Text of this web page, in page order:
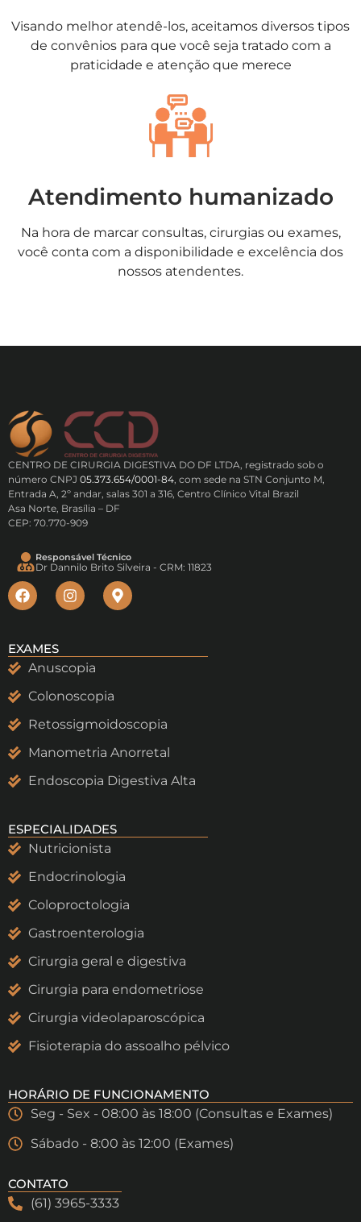
Visando melhor atendê-los, aceitamos diversos tipos
de convênios para que você seja tratado com a
praticidade e atenção que merece
Atendimento humanizado
Na hora de marcar consultas, cirurgias ou exames,
você conta com a disponibilidade e excelência dos
nossos atendentes.
CENTRO DE CIRURGIA DIGESTIVA DO DF LTDA, registrado sob o
número CNPJ 05.373.654/0001-84, com sede na STN Conjunto M,
Entrada A, 2º andar, salas 301 a 316, Centro Clínico Vital Brazil
Asa Norte, Brasília – DF
CEP: 70.770-909
Responsável Técnico
Dr Dannilo Brito Silveira - CRM: 11823
EXAMES
Anuscopia
Colonoscopia
Retossigmoidoscopia
Manometria Anorretal
Endoscopia Digestiva Alta
ESPECIALIDADES
Nutricionista
Endocrinologia
Coloproctologia
Gastroenterologia
Cirurgia geral e digestiva
Cirurgia para endometriose
Cirurgia videolaparoscópica
Fisioterapia do assoalho pélvico
HORÁRIO DE FUNCIONAMENTO
Seg - Sex - 08:00 às 18:00 (Consultas e Exames)
Sábado - 8:00 às 12:00 (Exames)
CONTATO
(61) 3965-3333